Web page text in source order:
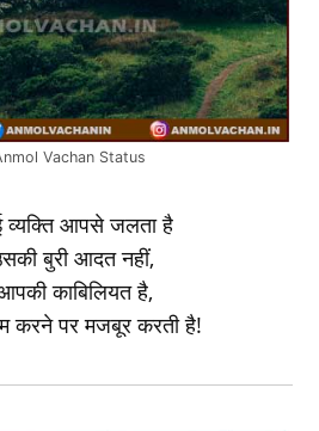
Vachan Status
व्यक्ति आपसे जलता है
बुरी आदत नहीं,
काबिलियत है,
करने पर मजबूर करती है!